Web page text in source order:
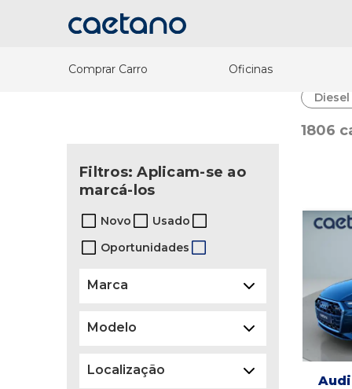
Comprar Carro Oficinas
Filtros: Aplicam-se ao
marcá-los
Novo
Usado
Oportunidades
Marca
Modelo
Localização
Diesel
1806